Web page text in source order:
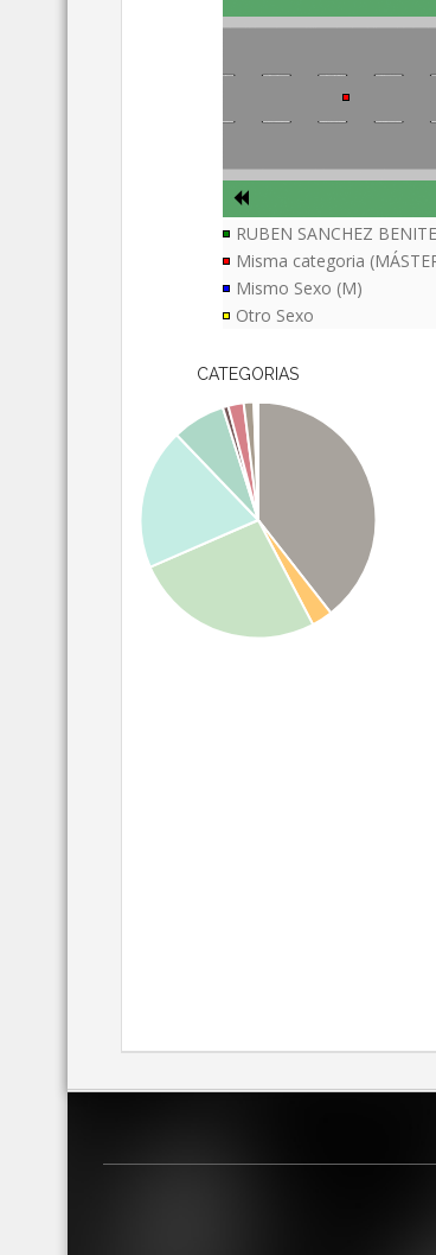
RUBEN SANCHEZ
Misma categoria
Mismo Sexo (M)
Otro Sexo
CATEGORIAS